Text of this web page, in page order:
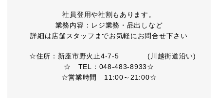
社員登用や社割もあります。
業務内容：レジ業務・品出しなど
詳細は店舗スタッフまでお気軽にお問合せ下さい
☆住所：新座市野火止4-7-5 (川越街道沿い)
☆ TEL：048-483-8933☆
☆営業時間 11:00～21:00☆